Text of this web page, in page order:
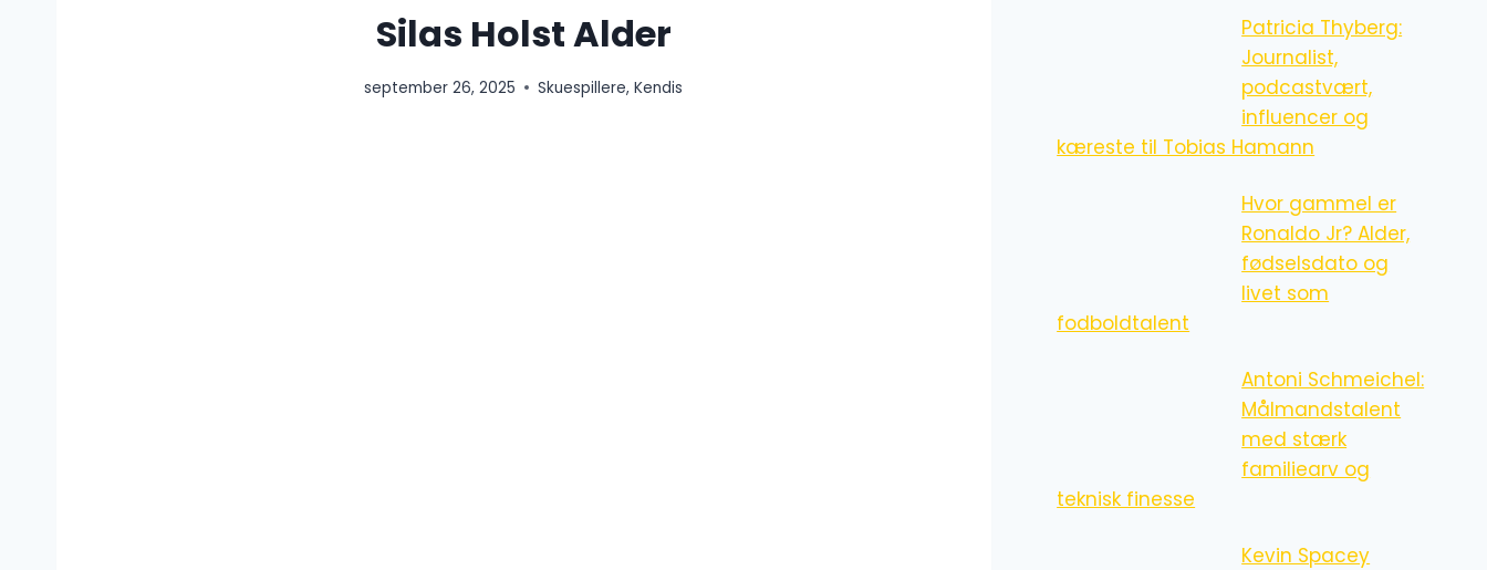
Silas Holst Alder
september 26, 2025 Skuespillere,Kendis
Patricia Thyberg:
Journalist,
podcastvært,
influencer og
kæreste til Tobias Hamann
Hvor gammel er
Ronaldo Jr? Alder,
fødselsdato og
livet som
fodboldtalent
Antoni Schmeichel:
Målmandstalent
med stærk
familiearv og
teknisk finesse
Kevin Spacey